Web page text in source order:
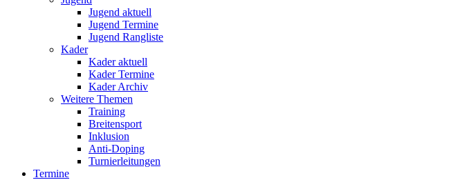
Jugend aktuell
Jugend Termine
Jugend Rangliste
Kader
Kader aktuell
Kader Termine
Kader Archiv
Weitere Themen
Training
Breitensport
Inklusion
Anti-Doping
Turnierleitungen
Termine